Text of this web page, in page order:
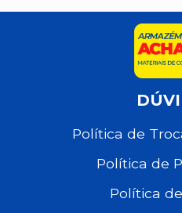
Política de
Política de
Política